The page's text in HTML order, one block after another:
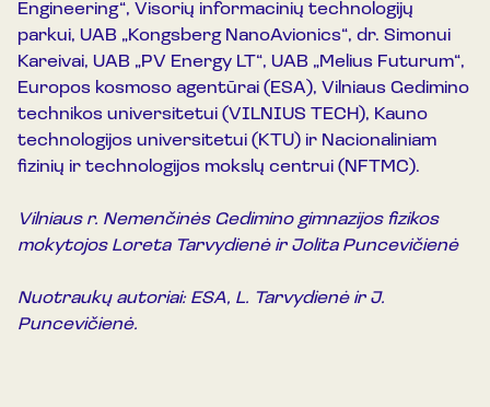
Engineering“, Visorių informacinių technologijų
parkui, UAB „Kongsberg NanoAvionics“, dr. Simonui
Kareivai, UAB „PV Energy LT“, UAB „Melius Futurum“,
Europos kosmoso agentūrai (ESA), Vilniaus Gedimino
technikos universitetui (VILNIUS TECH), Kauno
technologijos universitetui (KTU) ir Nacionaliniam
fizinių ir technologijos mokslų centrui (NFTMC).
Vilniaus r. Nemenčinės Gedimino gimnazijos fizikos
mokytojos Loreta Tarvydienė ir Jolita Puncevičienė
Nuotraukų autoriai: ESA, L. Tarvydienė ir J.
Puncevičienė.